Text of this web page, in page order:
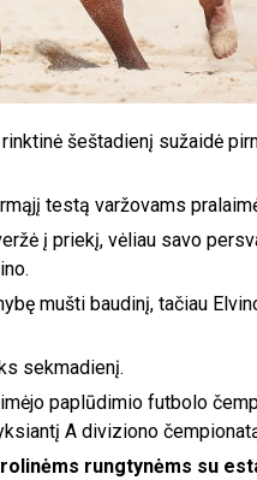
šeštadienį sužaidė
testą varžovams
į priekį, vėliau savo
mušti baudinį, tačiau
sekmadienį.
paplūdimio futbolo
A diviziono
rungtynėms su